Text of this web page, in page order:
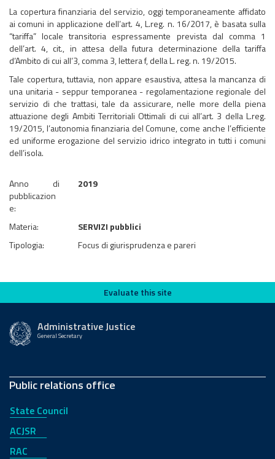
La copertura finanziaria del servizio, oggi temporaneamente affidato
ai comuni in applicazione dell’art. 4, L.reg. n. 16/2017, è basata sulla
“tariffa” locale transitoria espressamente prevista dal comma 1
dell’art. 4, cit., in attesa della futura determinazione della tariffa
d’Ambito di cui all’3, comma 3, lettera f, della L. reg. n. 19/2015.
Tale copertura, tuttavia, non appare esaustiva, attesa la mancanza di
una unitaria - seppur temporanea - regolamentazione regionale del
servizio di che trattasi, tale da assicurare, nelle more della piena
attuazione degli Ambiti Territoriali Ottimali di cui all’art. 3 della L.reg.
19/2015, l’autonomia finanziaria del Comune, come anche l’efficiente
ed uniforme erogazione del servizio idrico integrato in tutti i comuni
dell’isola.
Anno di
pubblicazion
e:
2019
Materia:
SERVIZI pubblici
Tipologia:
Focus di giurisprudenza e pareri
Evaluate this siteEvaluate this site
Administrative Justice
General Secretary
Public relations office
State Council
ACJSR
RAC